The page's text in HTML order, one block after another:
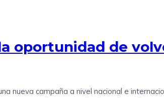
oportunidad de
nueva campaña a nivel nacional e